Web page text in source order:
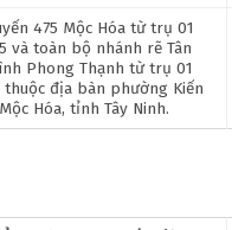
475 Mộc Hóa từ trụ 01
và toàn bộ nhánh rẽ Tân
Phong Thạnh từ trụ 01
địa bàn phường Kiến
Hóa, tỉnh Tây Ninh.